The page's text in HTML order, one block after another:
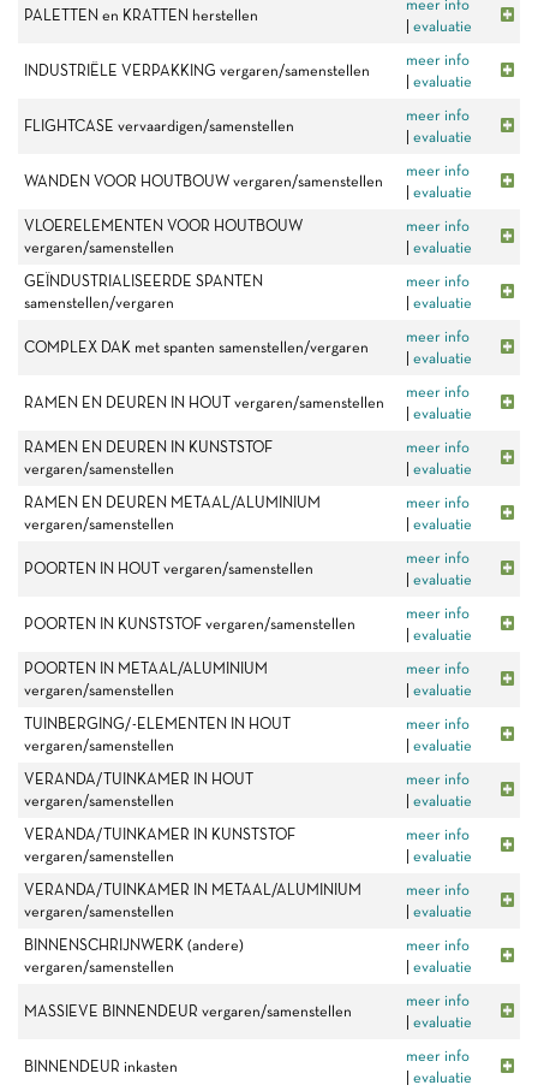
PALETTEN en KRATTEN herstellen
meer info
evaluatie
INDUSTRIËLE VERPAKKING vergaren/samenstellen
meer info
evaluatie
FLIGHTCASE vervaardigen/samenstellen
meer info
evaluatie
WANDEN VOOR HOUTBOUW vergaren/samenstellen
meer info
evaluatie
VLOERELEMENTEN VOOR HOUTBOUW
vergaren/samenstellen
meer info
evaluatie
GEÏNDUSTRIALISEERDE SPANTEN
samenstellen/vergaren
meer info
evaluatie
COMPLEX DAK met spanten samenstellen/vergaren
meer info
evaluatie
RAMEN EN DEUREN IN HOUT vergaren/samenstellen
meer info
evaluatie
RAMEN EN DEUREN IN KUNSTSTOF
vergaren/samenstellen
meer info
evaluatie
RAMEN EN DEUREN METAAL/ALUMINIUM
vergaren/samenstellen
meer info
evaluatie
POORTEN IN HOUT vergaren/samenstellen
meer info
evaluatie
POORTEN IN KUNSTSTOF vergaren/samenstellen
meer info
evaluatie
POORTEN IN METAAL/ALUMINIUM
vergaren/samenstellen
meer info
evaluatie
TUINBERGING/-ELEMENTEN IN HOUT
vergaren/samenstellen
meer info
evaluatie
VERANDA/TUINKAMER IN HOUT
vergaren/samenstellen
meer info
evaluatie
VERANDA/TUINKAMER IN KUNSTSTOF
vergaren/samenstellen
meer info
evaluatie
VERANDA/TUINKAMER IN METAAL/ALUMINIUM
vergaren/samenstellen
meer info
evaluatie
BINNENSCHRIJNWERK (andere)
vergaren/samenstellen
meer info
evaluatie
MASSIEVE BINNENDEUR vergaren/samenstellen
meer info
evaluatie
BINNENDEUR inkasten
meer info
evaluatie